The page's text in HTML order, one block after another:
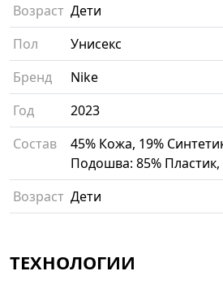
Возраст Дети
Пол
Унисекс
Бренд
Nike
Год
2023
Состав
45% Кожа, 19%
Подошва: 85% Пластик,
Возраст Дети
ТЕХНОЛОГИИ